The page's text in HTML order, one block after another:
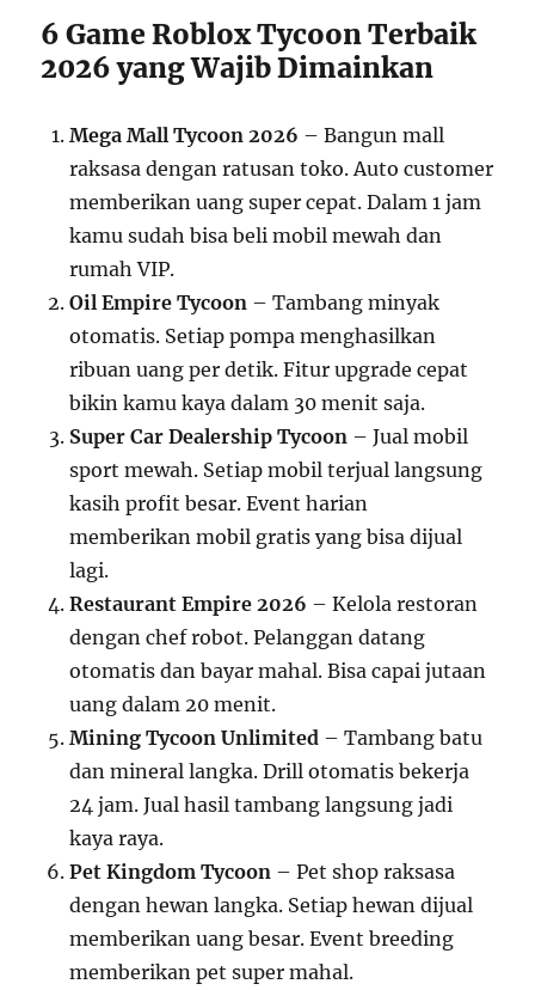
6 Game Roblox Tycoon Terbaik
2026 yang Wajib Dimainkan
Mega Mall Tycoon 2026 – Bangun mall
raksasa dengan ratusan toko. Auto customer
memberikan uang super cepat. Dalam 1 jam
kamu sudah bisa beli mobil mewah dan
rumah VIP.
Oil Empire Tycoon – Tambang minyak
otomatis. Setiap pompa menghasilkan
ribuan uang per detik. Fitur upgrade cepat
bikin kamu kaya dalam 30 menit saja.
Super Car Dealership Tycoon – Jual mobil
sport mewah. Setiap mobil terjual langsung
kasih profit besar. Event harian
memberikan mobil gratis yang bisa dijual
lagi.
Restaurant Empire 2026 – Kelola restoran
dengan chef robot. Pelanggan datang
otomatis dan bayar mahal. Bisa capai jutaan
uang dalam 20 menit.
Mining Tycoon Unlimited – Tambang batu
dan mineral langka. Drill otomatis bekerja
24 jam. Jual hasil tambang langsung jadi
kaya raya.
Pet Kingdom Tycoon – Pet shop raksasa
dengan hewan langka. Setiap hewan dijual
memberikan uang besar. Event breeding
memberikan pet super mahal.